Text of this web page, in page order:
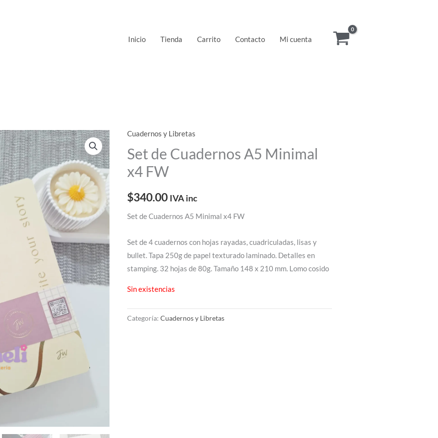
Inicio Tienda Carrito Contacto Mi cuenta
Cuadernos y Libretas
Set de Cuadernos A5 Minimal
x4 FW
$340.00 IVA inc
Set de Cuadernos A5 Minimal x4 FW
Set de 4 cuadernos con hojas rayadas, cuadriculadas, lisas y
bullet. Tapa 250g de papel texturado laminado. Detalles en
stamping. 32 hojas de 80g. Tamaño 148 x 210 mm. Lomo cosido
Sin existencias
Categoría:Cuadernos y Libretas